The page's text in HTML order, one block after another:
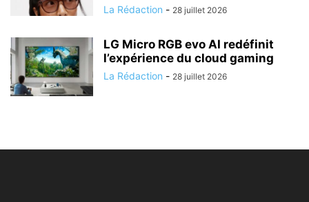
La Rédaction - 28 juillet 2026
LG Micro RGB evo AI redéfinit
l’expérience du cloud gaming
La Rédaction - 28 juillet 2026